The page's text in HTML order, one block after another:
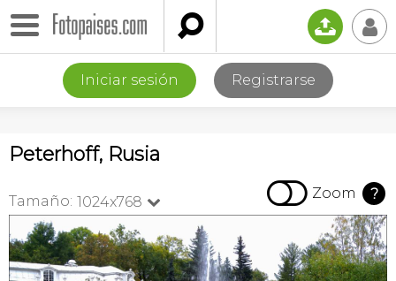
 📤 👤
Iniciar sesión Registrarse
Peterhoff, Rusia
Tamaño: 1024x768   Zoom ?